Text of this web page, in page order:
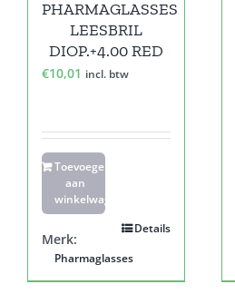
PHARMAGLASSES
LEESBRIL
DIOP.+4.00 RED
€10,01 incl. btw
Toevoegen
aan
winkelwagen
Details
Merk:
Pharmaglasses